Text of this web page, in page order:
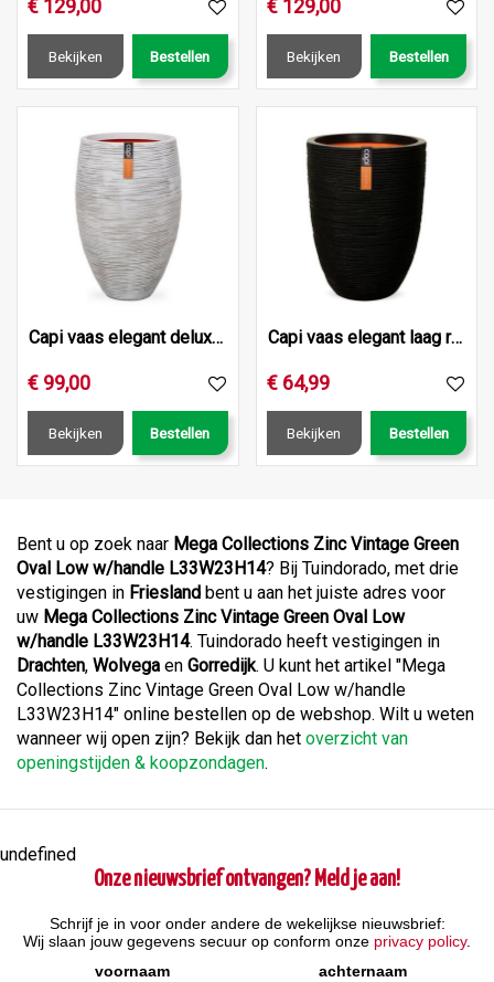
€ 129,00
Bekijken Bestellen
€ 129,00
Bekijken Bestellen
Capi vaas elegant deluxe rib nl 40x30 ivoor
€ 99,00
Bekijken Bestellen
Capi vaas elegant laag rib nl 36x47 zwart
€ 64,99
Bekijken Bestellen
Bent u op zoek naar Mega Collections Zinc Vintage Green
Oval Low w/handle L33W23H14? Bij Tuindorado, met drie
vestigingen in Friesland bent u aan het juiste adres voor
uw Mega Collections Zinc Vintage Green Oval Low
w/handle L33W23H14. Tuindorado heeft vestigingen in
Drachten, Wolvega en Gorredijk. U kunt het artikel "Mega
Collections Zinc Vintage Green Oval Low w/handle
L33W23H14" online bestellen op de webshop. Wilt u weten
wanneer wij open zijn? Bekijk dan het overzicht van
openingstijden & koopzondagen.
undefined
Onze nieuwsbrief ontvangen? Meld je aan!
Schrijf je in voor onder andere de wekelijkse nieuwsbrief:
Wij slaan jouw gegevens secuur op conform onze privacy policy.
voornaam
achternaam